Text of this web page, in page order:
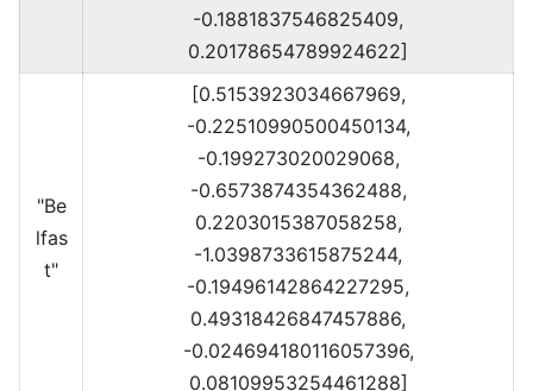
-0.1881837546825409,
0.20178654789924622]
"Be
lfas
t"
[0.5153923034667969,
-0.22510990500450134,
-0.199273020029068,
-0.6573874354362488,
0.2203015387058258,
-1.0398733615875244,
-0.19496142864227295,
0.49318426847457886,
-0.024694180116057396,
0.08109953254461288]